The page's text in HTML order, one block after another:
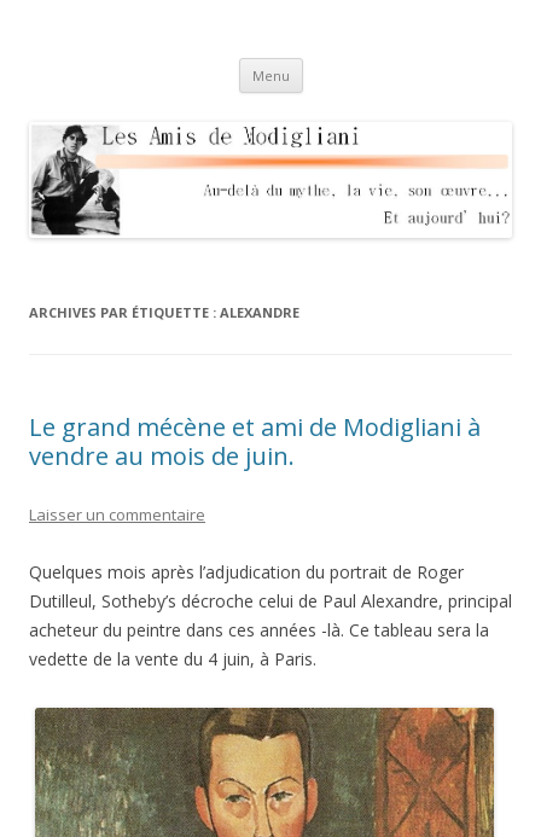
Menu Aller
contenu
ARCHIVES PAR ÉTIQUETTE : ALEXANDRE
Le grand mécène et ami de Modigliani à
vendre au mois de juin.
Laisser un commentaire
Quelques mois après l’adjudication du portrait de Roger
Dutilleul, Sotheby’s décroche celui de Paul Alexandre, principal
acheteur du peintre dans ces années -là. Ce tableau sera la
vedette de la vente du 4 juin, à Paris.